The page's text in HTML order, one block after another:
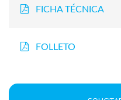
FICHA TÉCNICA
FOLLETO